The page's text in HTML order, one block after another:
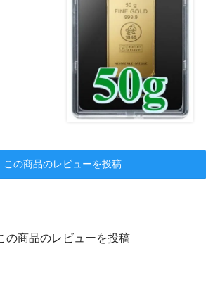
この商品のレビューを投稿
の商品のレビューを投稿